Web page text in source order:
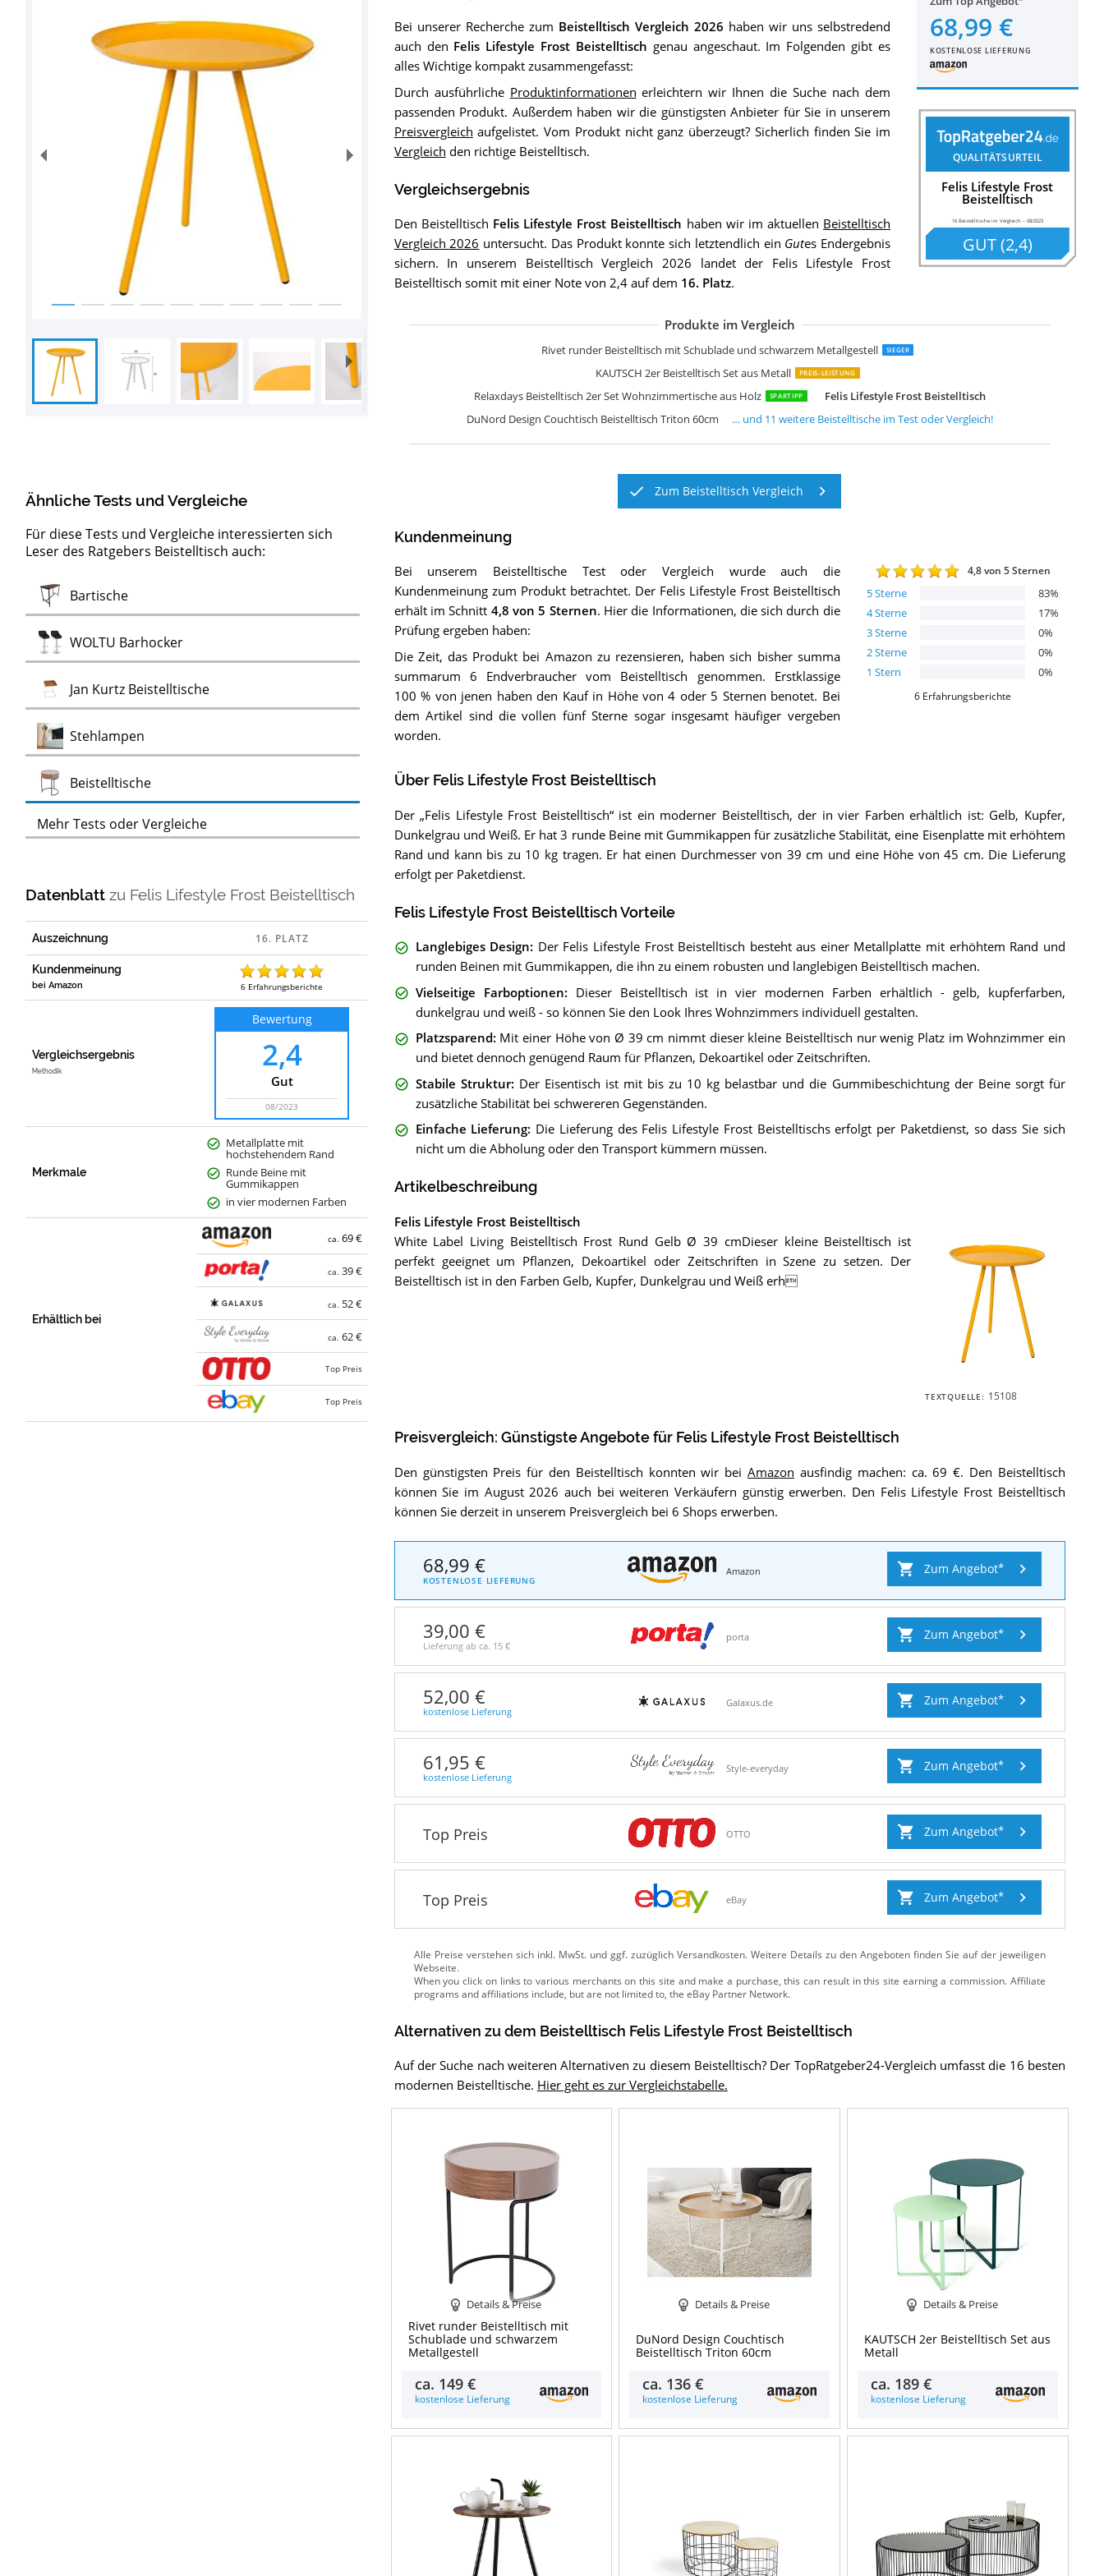
Ähnliche Tests und Vergleiche
Für diese Tests und Vergleiche interessierten sich
Leser des Ratgebers Beistelltisch auch:
BartischeTest
WOLTU BarhockerTest
Jan Kurtz BeistelltischeTest
Stehlampen
BeistelltischeTest
Konsolentische
ServierwagenTest
Moderne
WanduhrenTest
LED-Pendelleuchten
Artemide Deckenleuchten
Design Wanduhren
KronleuchterTest
Nicht-tickende Wanduhren
Ewiger Kalender
Flugzeugtrolleys
Alu Bord-Boxen
Stimmungslichter
Monstera
Test
Monstera Kunstpflanzen
Mehr Tests oder Vergleiche
Datenblattzu Felis Lifestyle Frost Beistelltisch
Auszeichnung
Kundenmeinung
bei Amazon 6 Erfahrungsberichte
Vergleichsergebnis
Methodik
Bewertung
2,4
Gut
08/2023
Merkmale
Metallplatte mit
hochstehendem Rand
Runde Beine mit
Gummikappen
in vier modernen Farben
Erhältlich bei
ca.69 €
ca.39 €
ca. 52 €
ca.62 €
Top Preis
Top Preis
68,99 €
KOSTENLOSE LIEFERUNG
QUALITÄTSURTEIL
Felis Lifestyle Frost
Beistelltisch
16 Beistelltische im Vergleich– 08/2023
GUT(2,4)
Bei unserer Recherche zum Beistelltisch Vergleich 2026 haben wir uns selbstredend
auch den Felis Lifestyle Frost Beistelltisch genau angeschaut. Im Folgenden gibt es
alles Wichtige kompakt zusammengefasst:
Durch ausführliche Produktinformationen erleichtern wir Ihnen die Suche nach dem
passenden Produkt. Außerdem haben wir die günstigsten Anbieter für Sie in unserem
Preisvergleich aufgelistet. Vom Produkt nicht ganz überzeugt? Sicherlich finden Sie im
Vergleich den richtige Beistelltisch.
Vergleichsergebnis
Den Beistelltisch Felis Lifestyle Frost Beistelltisch haben wir im aktuellen Beistelltisch
Vergleich 2026 untersucht. Das Produkt konnte sich letztendlich ein Gutes Endergebnis
sichern. In unserem Beistelltisch Vergleich 2026 landet der Felis Lifestyle Frost
Beistelltisch somit mit einer Note von 2,4 auf dem 16. Platz.
Produkte im Vergleich
Rivet runder Beistelltisch mit Schublade und schwarzem Metallgestell SIEGER
KAUTSCH 2er Beistelltisch Set aus Metall PREIS-LEISTUNG
Relaxdays Beistelltisch 2er Set Wohnzimmertische aus Holz SPARTIPP
Felis Lifestyle Frost Beistelltisch
DuNord Design Couchtisch Beistelltisch Triton 60cm
Relaxdays braun Beistelltisch Retro
LIFA LIVING Runde Couchtische im 2er Set
Kare Design Couchtisch Wire Black 2er Set
VASAGLE Couchtische 2er Set geometrische Beistelltische
VASAGLE Couchtische 2er Set Beistelltische
Rivet Amazon Marke
Rivet Amazon Marke
YAMAZAKI Beistelltisch Metall Schwarz
YAMAZAKI Plain Beistelltisch Weiß
Leitmotiv Bateau Beistelltische Stahl
Tosel Maria Tische Metalldöschen rund
… und 11 weitere Beistelltischeim Test oder Vergleich!
Zum Beistelltisch Vergleich
Kundenmeinung
4,8von 5 Sternen
5Sterne 83%
4Sterne 17%
3Sterne 0%
2Sterne 0%
1 Stern 0%
6 Erfahrungsberichte
Bei unserem Beistelltische Test oder Vergleich wurde auch die
Kundenmeinung zum Produkt betrachtet. Der Felis Lifestyle Frost Beistelltisch
erhält im Schnitt 4,8 von 5 Sternen. Hier die Informationen, die sich durch die
Prüfung ergeben haben:
Die Zeit, das Produkt bei Amazon zu rezensieren, haben sich bisher summa
summarum 6 Endverbraucher vom Beistelltisch genommen. Erstklassige
100 % von jenen haben den Kauf in Höhe von 4 oder 5 Sternen benotet. Bei
dem Artikel sind die vollen fünf Sterne sogar insgesamt häufiger vergeben
worden.
Über Felis Lifestyle Frost Beistelltisch
Der „Felis Lifestyle Frost Beistelltisch“ ist ein moderner Beistelltisch, der in vier Farben erhältlich ist: Gelb, Kupfer,
Dunkelgrau und Weiß. Er hat 3 runde Beine mit Gummikappen für zusätzliche Stabilität, eine Eisenplatte mit erhöhtem
Rand und kann bis zu 10 kg tragen. Er hat einen Durchmesser von 39 cm und eine Höhe von 45 cm. Die Lieferung
erfolgt per Paketdienst.
Felis Lifestyle Frost Beistelltisch Vorteile
Langlebiges Design: Der Felis Lifestyle Frost Beistelltisch besteht aus einer Metallplatte mit erhöhtem Rand und
runden Beinen mit Gummikappen, die ihn zu einem robusten und langlebigen Beistelltisch machen.
Vielseitige Farboptionen: Dieser Beistelltisch ist in vier modernen Farben erhältlich - gelb, kupferfarben,
dunkelgrau und weiß - so können Sie den Look Ihres Wohnzimmers individuell gestalten.
Platzsparend: Mit einer Höhe von Ø 39 cm nimmt dieser kleine Beistelltisch nur wenig Platz im Wohnzimmer ein
und bietet dennoch genügend Raum für Pflanzen, Dekoartikel oder Zeitschriften.
Stabile Struktur: Der Eisentisch ist mit bis zu 10 kg belastbar und die Gummibeschichtung der Beine sorgt für
zusätzliche Stabilität bei schwereren Gegenständen.
Einfache Lieferung: Die Lieferung des Felis Lifestyle Frost Beistelltischs erfolgt per Paketdienst, so dass Sie sich
nicht um die Abholung oder den Transport kümmern müssen.
Artikelbeschreibung
Felis Lifestyle Frost Beistelltisch
Felis
White Label Living Beistelltisch Frost Rund Gelb Ø 39 cmDieser kleine Beistelltisch ist
perfekt geeignet um Pflanzen, Dekoartikel oder Zeitschriften in Szene zu setzen. Der
Beistelltisch ist in den Farben Gelb, Kupfer, Dunkelgrau und Weiß erh
TEXTQUELLE: 15108
Preisvergleich: Günstigste Angebote für Felis Lifestyle Frost Beistelltisch
Den günstigsten Preis für den Beistelltisch konnten wir beiAmazon ausfindig machen: ca. 69 €. Den Beistelltisch
können Sie im August 2026 auch bei weiteren Verkäufern günstig erwerben. Den Felis Lifestyle Frost Beistelltisch
können Sie derzeit in unserem Preisvergleich bei 6 Shops erwerben.
68,99 €
KOSTENLOSE LIEFERUNG
Amazon Zum Angebot
39,00 €
Lieferung ab ca. 15 €
porta Zum Angebot
52,00 €
kostenlose Lieferung
Galaxus.de Zum Angebot
61,95 €
kostenlose Lieferung
Style-everyday Zum Angebot
Top Preis OTTO Zum Angebot
Top Preis eBay Zum Angebot
Alle Preise verstehen sich inkl. MwSt. und ggf. zuzüglich Versandkosten. Weitere Details zu den Angebotenfinden Sie auf der jeweiligen
Webseite.
Alternativen zu dem Beistelltisch Felis Lifestyle Frost Beistelltisch
Auf der Suche nach weiteren Alternativen zu diesem Beistelltisch? Der TopRatgeber24-Vergleich umfasst die 16 besten
modernen Beistelltische. Hier geht es zur Vergleichstabelle.
Details & Preise
Rivet runder Beistelltisch mit
Schublade und schwarzem
Metallgestell
ca. 149 €
kostenlose Lieferung
Details & Preise
DuNord Design Couchtisch
Beistelltisch Triton 60cm
ca. 136 €
kostenlose Lieferung
Details & Preise
KAUTSCH 2er Beistelltisch Set aus
Metall
ca. 189 €
kostenlose Lieferung